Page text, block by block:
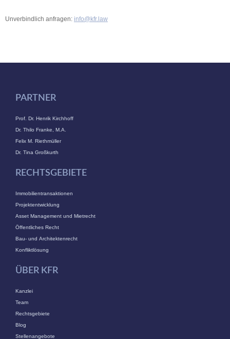
Unverbindlich anfragen: info@kfr.law
PARTNER
Prof. Dr. Henrik Kirchhoff
Dr. Thilo Franke, M.A.
Felix M. Riethmüller
Dr. Tina Großkurth
RECHTSGEBIETE
Immobilientransaktionen
Projektentwicklung
Asset Management und Mietrecht
Öffentliches Recht
Bau- und Architektenrecht
Konfliktlösung
ÜBER KFR
Kanzlei
Team
Rechtsgebiete
Blog
Stellenangebote